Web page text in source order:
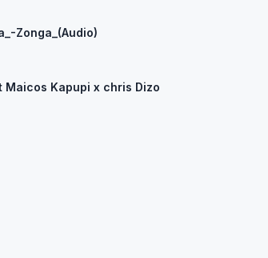
Zonga_(Audio)
Maicos Kapupi x chris Dizo